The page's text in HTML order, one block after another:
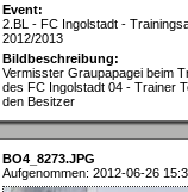
Event:
2.BL - FC Ingolstadt -
2012/2013
Bildbeschreibung:
Vermisster Graupapagei beim
des FC Ingolstadt 04 - Trainer
den Besitzer
BO4_8273.JPG
Aufgenommen: 2012-06-26